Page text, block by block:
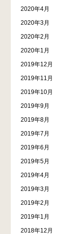
2020年4月
2020年3月
2020年2月
2020年1月
2019年12月
2019年11月
2019年10月
2019年9月
2019年8月
2019年7月
2019年6月
2019年5月
2019年4月
2019年3月
2019年2月
2019年1月
2018年12月